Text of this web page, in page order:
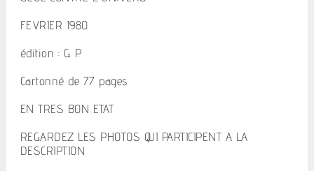
FEVRIER 1980
édition : G. P.
Cartonné de 77 pages
EN TRES BON ETAT
REGARDEZ LES PHOTOS QUI PARTICIPENT A LA
DESCRIPTION